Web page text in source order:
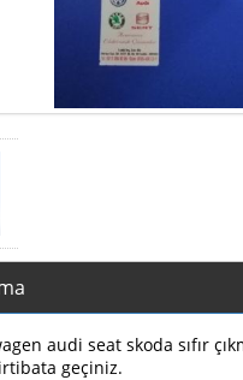
audi seat skoda sıfır
geçiniz.